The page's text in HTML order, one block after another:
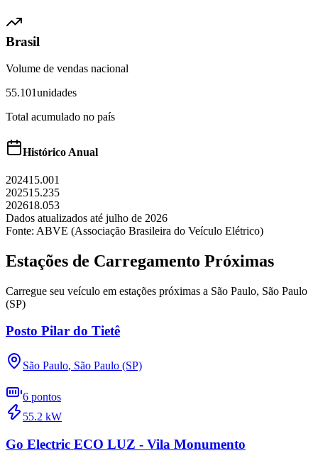
Brasil
Volume de vendas nacional
55.101unidades
Total acumulado no país
Histórico Anual
202415.001
202515.235
202618.053
Dados atualizados até julho de 2026
Fonte: ABVE (Associação Brasileira do Veículo Elétrico)
Estações de Carregamento Próximas
Carregue seu veículo em estações próximas a São Paulo, São Paulo
(SP)
Posto Pilar do Tietê
São Paulo, São Paulo (SP)
6 pontos
55.2 kW
Go Electric ECO LUZ - Vila Monumento